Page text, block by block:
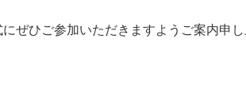
ぜひご参加いただきますようご案内申し